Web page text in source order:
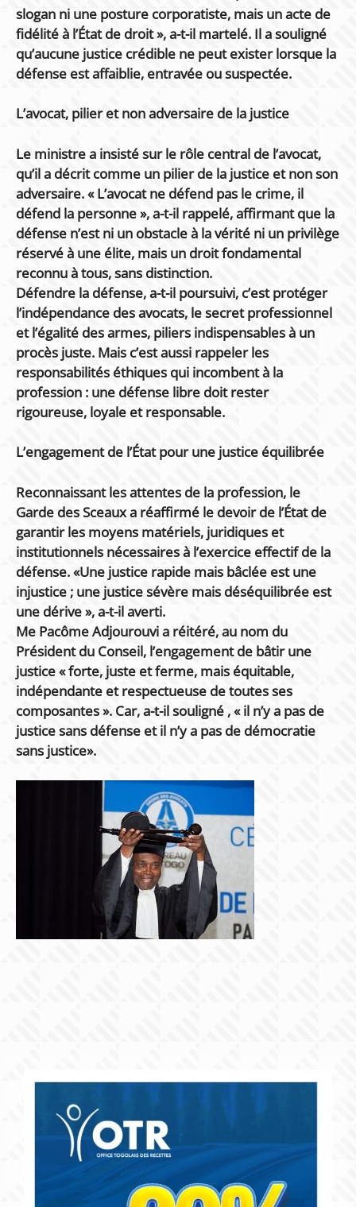
slogan ni une posture corporatiste, mais un acte de
fidélité à l’État de droit », a-t-il martelé. Il a souligné
qu’aucune justice crédible ne peut exister lorsque la
défense est affaiblie, entravée ou suspectée.
L’avocat, pilier et non adversaire de la justice
Le ministre a insisté sur le rôle central de l’avocat,
qu’il a décrit comme un pilier de la justice et non son
adversaire. « L’avocat ne défend pas le crime, il
défend la personne », a-t-il rappelé, affirmant que la
défense n’est ni un obstacle à la vérité ni un privilège
réservé à une élite, mais un droit fondamental
reconnu à tous, sans distinction.
Défendre la défense, a-t-il poursuivi, c’est protéger
l’indépendance des avocats, le secret professionnel
et l’égalité des armes, piliers indispensables à un
procès juste. Mais c’est aussi rappeler les
responsabilités éthiques qui incombent à la
profession : une défense libre doit rester
rigoureuse, loyale et responsable.
L’engagement de l’État pour une justice équilibrée
Reconnaissant les attentes de la profession, le
Garde des Sceaux a réaffirmé le devoir de l’État de
garantir les moyens matériels, juridiques et
institutionnels nécessaires à l’exercice effectif de la
défense. «Une justice rapide mais bâclée est une
injustice ; une justice sévère mais déséquilibrée est
une dérive », a-t-il averti.
Me Pacôme Adjourouvi a réitéré, au nom du
Président du Conseil, l’engagement de bâtir une
justice « forte, juste et ferme, mais équitable,
indépendante et respectueuse de toutes ses
composantes ». Car, a-t-il souligné , « il n’y a pas de
justice sans défense et il n’y a pas de démocratie
sans justice».